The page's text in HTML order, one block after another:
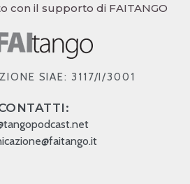
con il supporto di FAITANGO
SIAE: 3117/I/3001